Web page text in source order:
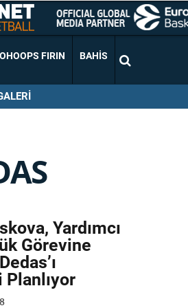
FIRIN BAHIS
Yardımcı
Görevine